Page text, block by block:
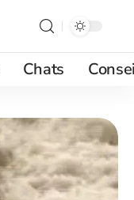
Chats